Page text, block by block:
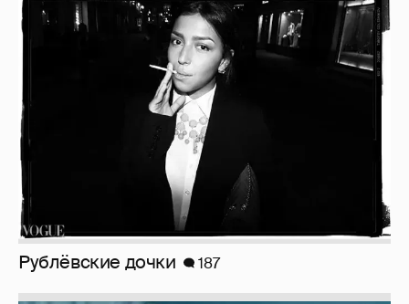
Рублёвские дочки 187